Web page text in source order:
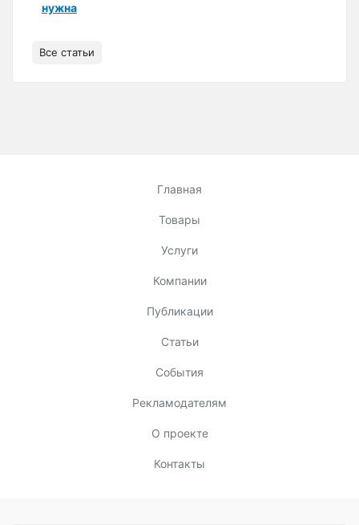
нужна
Все статьи
Главная
Товары
Услуги
Компании
Публикации
Статьи
События
Рекламодателям
О проекте
Контакты